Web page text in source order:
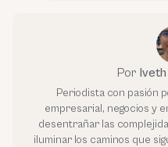
Por
Periodista con pasión
empresarial, negocios y
desentrañar las
iluminar los caminos que